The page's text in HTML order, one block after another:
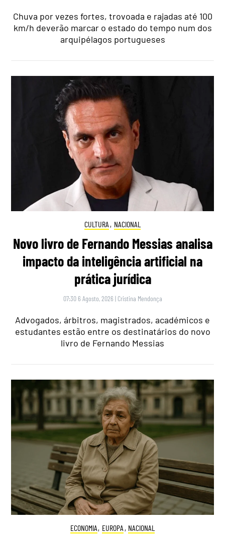
Chuva por vezes fortes, trovoada e rajadas até 100
km/h deverão marcar o estado do tempo num dos
arquipélagos portugueses
CULTURA , NACIONAL
Novo livro de Fernando Messias analisa
impacto da inteligência artificial na
prática jurídica
07:30 6 Agosto, 2026 | Cristina Mendonça
Advogados, árbitros, magistrados, académicos e
estudantes estão entre os destinatários do novo
livro de Fernando Messias
ECONOMIA, EUROPA , NACIONAL